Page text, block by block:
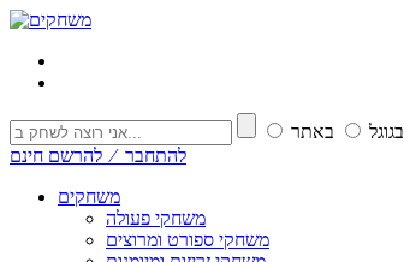
בגוגל
באתר
להתחבר ⁄ להרשם חינם
משחקים
משחקי פעולה
משחקי ספורט ומרוצים